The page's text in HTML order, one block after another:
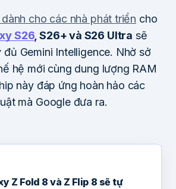
cho các nhà phát triển cho
S26, S26+ và S26 Ultra sẽ
Gemini Intelligence. Nhờ sở
hệ mới cùng dung lượng RAM
này đáp ứng hoàn hảo các
mà Google đưa ra.
Z Fold 8 và Z Flip 8 sẽ tự